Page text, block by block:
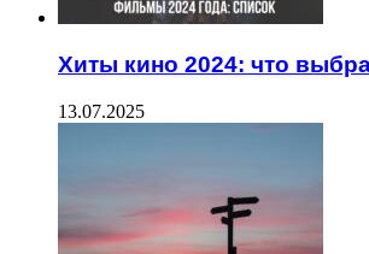
Хиты кино 2024: что
13.07.2025